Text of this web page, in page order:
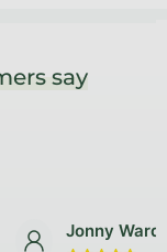
5 stars.
say
Jonny Ward